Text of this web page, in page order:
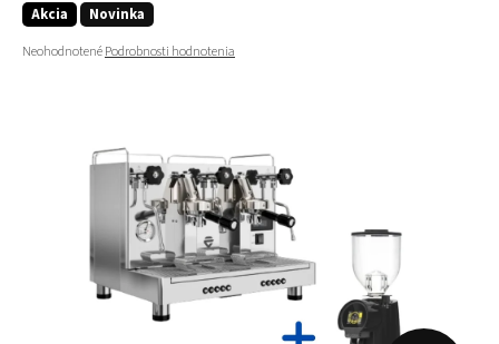
Akcia Novinka
Priemerné
NeohodnotenéPodrobnosti hodnotenia